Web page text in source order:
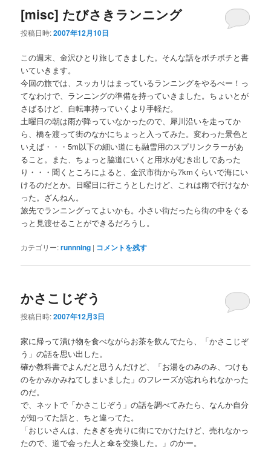
[misc] たびさきランニング
投稿日時:2007年12月10日
この週末、金沢ひとり旅してきました。そんな話をボチボチと書
いていきます。
今回の旅では、スッカリはまっているランニングをやるべー！っ
てなわけで、ランニングの準備を持っていきました。ちょいとが
さばるけど、自転車持っていくより手軽だ。
土曜日の朝は雨が降っていなかったので、犀川沿いを走ってか
ら、橋を渡って街のなかにちょっと入ってみた。変わった景色と
いえば・・・5m以下の細い道にも融雪用のスプリンクラーがあ
ること。また、ちょっと脇道にいくと用水がむき出しであった
り・・・聞くところによると、金沢市街から7kmくらいで海にい
けるのだとか。日曜日に行こうとしたけど、これは雨で行けなか
った。ざんねん。
旅先でランニングってよいかも。小さい街だったら街の中をぐる
っと見渡せることができるだろうし。
カテゴリー:runnning | コメントを残す
かさこじぞう
投稿日時:2007年12月3日
家に帰って漬け物を食べながらお茶を飲んでたら、「かさこじぞ
う」の話を思い出した。
確か教科書でよんだと思うんだけど、「お湯をのみのみ、つけも
のをかみかみねてしまいました」のフレーズが忘れられなかった
のだ。
で、ネットで「かさこじぞう」の話を調べてみたら、なんか自分
が知ってた話と、ちと違ってた。
「おじいさんは、たきぎを売りに街にでかけたけど、売れなかっ
たので、道で会った人と傘を交換した。」のかー。